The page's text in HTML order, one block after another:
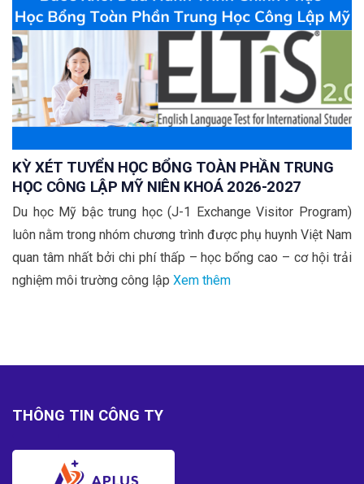
KỲ XÉT TUYỂN HỌC BỔNG TOÀN PHẦN TRUNG
HỌC CÔNG LẬP MỸ NIÊN KHOÁ 2026-2027
Du học Mỹ bậc trung học (J-1 Exchange Visitor Program)
luôn nằm trong nhóm chương trình được phụ huynh Việt Nam
quan tâm nhất bởi chi phí thấp – học bổng cao – cơ hội trải
nghiệm môi trường công lập Xem thêm
THÔNG TIN CÔNG TY